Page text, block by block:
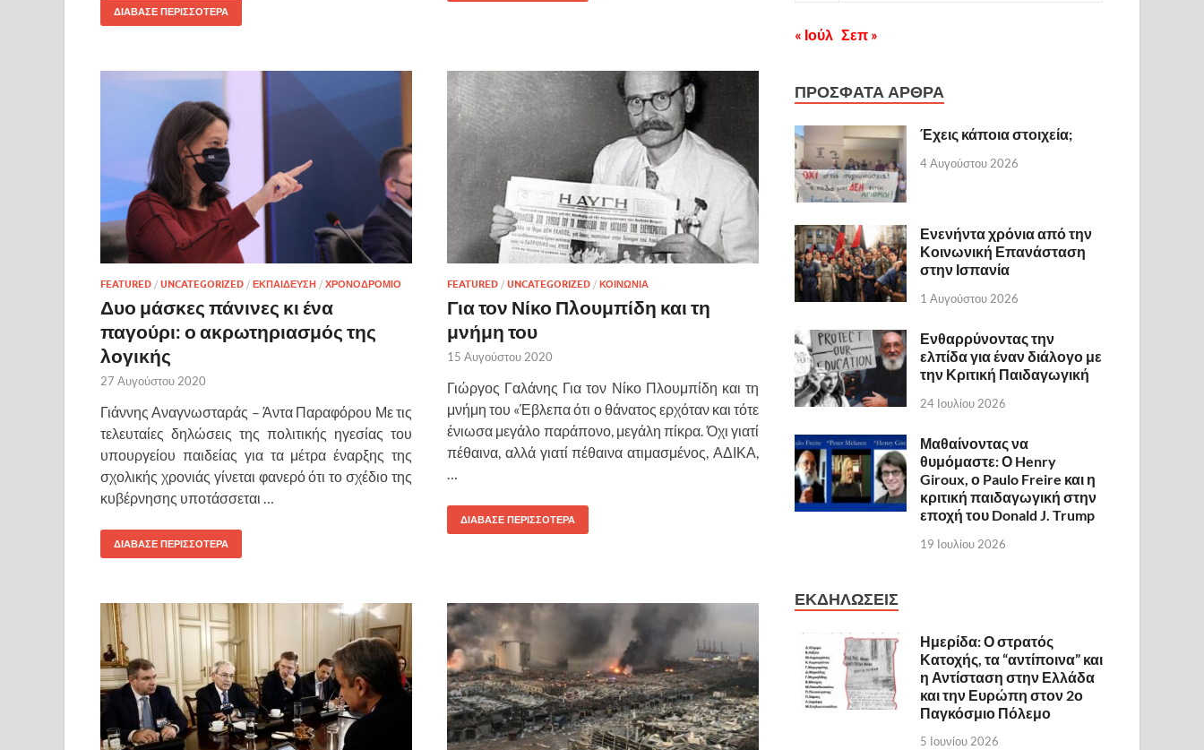
ΔΙΑΒΑΣΕ ΠΕΡΙΣΣΟΤΕΡΑ
FEATURED / UNCATEGORIZED / ΕΚΠΑΙΔΕΥΣΗ / ΧΡΟΝΟΔΡΟΜΙΟ
Δυο μάσκες πάνινες κι ένα
παγούρι: ο ακρωτηριασμός της
λογικής
27 Αυγούστου 2020
Γιάννης Αναγνωσταράς – Άντα Παραφόρου Με τις
τελευταίες δηλώσεις της πολιτικής ηγεσίας του
υπουργείου παιδείας για τα μέτρα έναρξης της
σχολικής χρονιάς γίνεται φανερό ότι το σχέδιο της
κυβέρνησης υποτάσσεται …
ΔΙΑΒΑΣΕ ΠΕΡΙΣΣΟΤΕΡΑ
FEATURED / UNCATEGORIZED / ΚΟΙΝΩΝΙΑ
Για τον Νίκο Πλουμπίδη και τη
μνήμη του
15 Αυγούστου 2020
Γιώργος Γαλάνης Για τον Νίκο Πλουμπίδη και τη
μνήμη του «Έβλεπα ότι ο θάνατος ερχόταν και τότε
ένιωσα μεγάλο παράπονο, μεγάλη πίκρα. Όχι γιατί
πέθαινα, αλλά γιατί πέθαινα ατιμασμένος, ΑΔΙΚΑ,
ΔΙΑΒΑΣΕ ΠΕΡΙΣΣΟΤΕΡΑ
« Ιούλ Σεπ »
ΠΡΟΣΦΑΤΑ ΑΡΘΡΑ
Έχεις κάποια στοιχεία;
4 Αυγούστου 2026
Ενενήντα χρόνια από την
Κοινωνική Επανάσταση
στην Ισπανία
1 Αυγούστου 2026
Ενθαρρύνοντας την
ελπίδα για έναν διάλογο με
την Κριτική Παιδαγωγική
24 Ιουλίου 2026
Μαθαίνοντας να
θυμόμαστε: Ο Henry
Giroux, ο Paulo Freire και η
κριτική παιδαγωγική στην
εποχή του Donald J. Trump
19 Ιουλίου 2026
ΕΚΔΗΛΩΣΕΙΣ
Ημερίδα: Ο στρατός
Κατοχής, τα “αντίποινα” και
η Αντίσταση στην Ελλάδα
και την Ευρώπη στον 2ο
Παγκόσμιο Πόλεμο
5 Ιουνίου 2026